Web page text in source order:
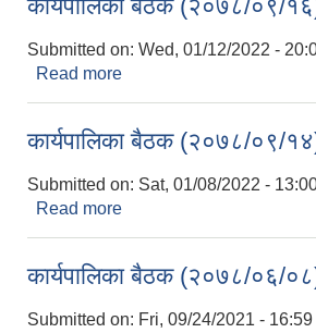
कार्यपालिका बैठक (२०७८/०९/
Submitted on: Wed, 01/12/2022 -
Read more
कार्यपालिका बैठक (२०७८/०९/
Submitted on: Sat, 01/08/2022 -
Read more
कार्यपालिका बैठक (२०७८/०६/
Submitted on: Fri, 09/24/2021 - 16:59